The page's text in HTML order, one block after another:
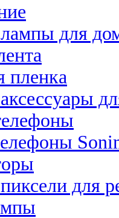
для
пленка
для